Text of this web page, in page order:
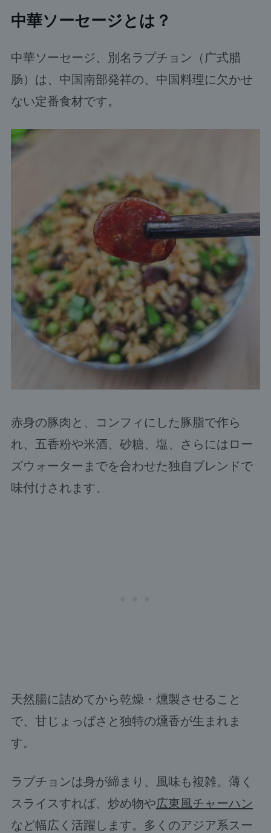
中華ソーセージとは？
中華ソーセージ、別名ラプチョン（广式腊
肠）は、中国南部発祥の、中国料理に欠かせ
ない定番食材です。
赤身の豚肉と、コンフィにした豚脂で作ら
れ、五香粉や米酒、砂糖、塩、さらにはロー
ズウォーターまでを合わせた独自ブレンドで
味付けされます。
天然腸に詰めてから乾燥・燻製させること
で、甘じょっぱさと独特の燻香が生まれま
す。
ラプチョンは身が締まり、風味も複雑。薄く
スライスすれば、炒め物や広東風チャーハン
など幅広く活躍します。多くのアジア系スー